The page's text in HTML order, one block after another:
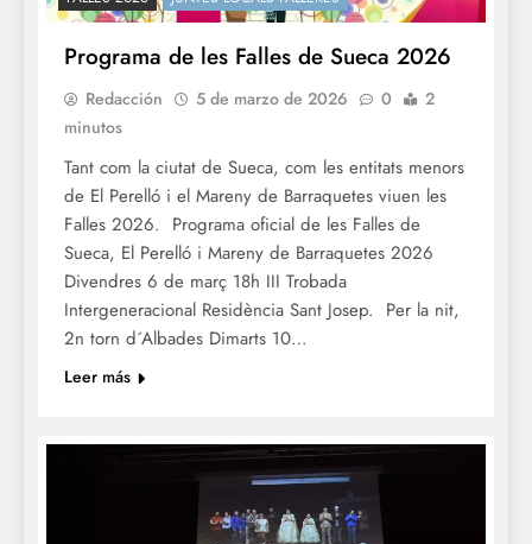
Programa de les Falles de Sueca 2026
Redacción 5 de marzo de 2026 0
2
minutos
Tant com la ciutat de Sueca, com les entitats menors
de El Perelló i el Mareny de Barraquetes viuen les
Falles 2026. Programa oficial de les Falles de
Sueca, El Perelló i Mareny de Barraquetes 2026
Divendres 6 de març 18h III Trobada
Intergeneracional Residència Sant Josep. Per la nit,
2n torn d´Albades Dimarts 10…
Leer más